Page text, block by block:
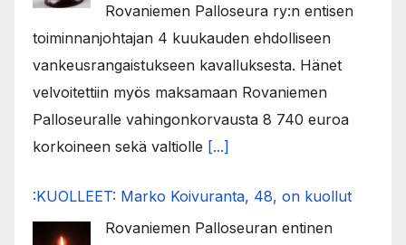
Rovaniemen Palloseura ry:n entisen
toiminnanjohtajan 4 kuukauden ehdolliseen
vankeusrangaistukseen kavalluksesta. Hänet
velvoitettiin myös maksamaan Rovaniemen
Palloseuralle vahingonkorvausta 8 740 euroa
korkoineen sekä valtiolle [...]
:KUOLLEET: Marko Koivuranta, 48, on kuollut
Rovaniemen Palloseuran entinen